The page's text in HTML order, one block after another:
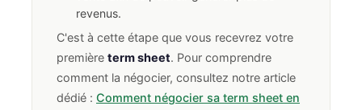
revenus.
C'est à cette étape que vous recevrez votre
première term sheet. Pour comprendre
comment la négocier, consultez notre article
dédié : Comment négocier sa term sheet en